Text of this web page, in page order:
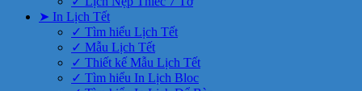
➤ In Lịch Tết
✓ Tìm hiểu Lịch Tết
✓ Mẫu Lịch Tết
✓ Thiết kế Mẫu Lịch Tết
✓ Tìm hiểu In Lịch Bloc